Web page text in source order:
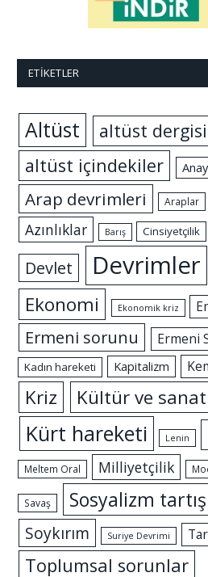
ETIKETLER
Altüst
altüst
altüst içindekiler
Arap devrimleri Araplar
Azınlıklar Barış Cinsiyetçilik
Devlet Devrimler
Ekonomi Ekonomik kriz
Ermeni sorunu Ermeni
Kadın hareketi Kapitalizm
Kriz Kültür ve sanat
Kürt hareketi Lenin
Meltem Oral Milliyetçilik
Savaş Sosyalizm
Soykırım Suriye Devrimi
Toplumsal sorunlar